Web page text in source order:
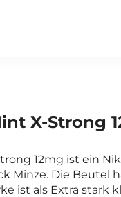
X-Strong
12mg ist ein
Minze. Die Beutel
ist als Extra stark